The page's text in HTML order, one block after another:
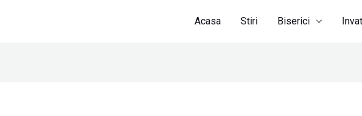
Acasa Stiri Biserici